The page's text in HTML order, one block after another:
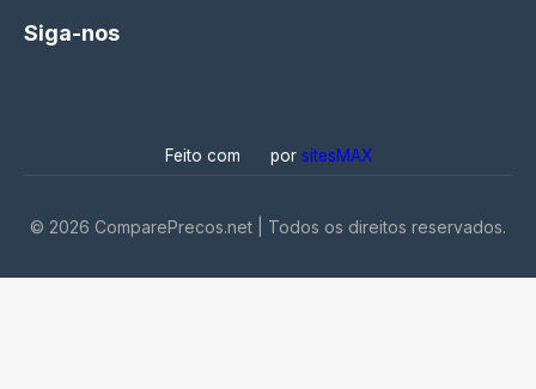
Siga-nos
Feito com por sitesMAX
© 2026 ComparePrecos.net | Todos os direitos reservados.